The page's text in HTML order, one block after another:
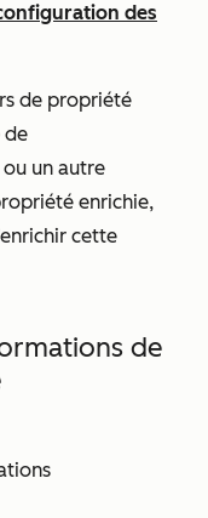
des
de propriété
de
ou un autre
enrichie,
cette
de